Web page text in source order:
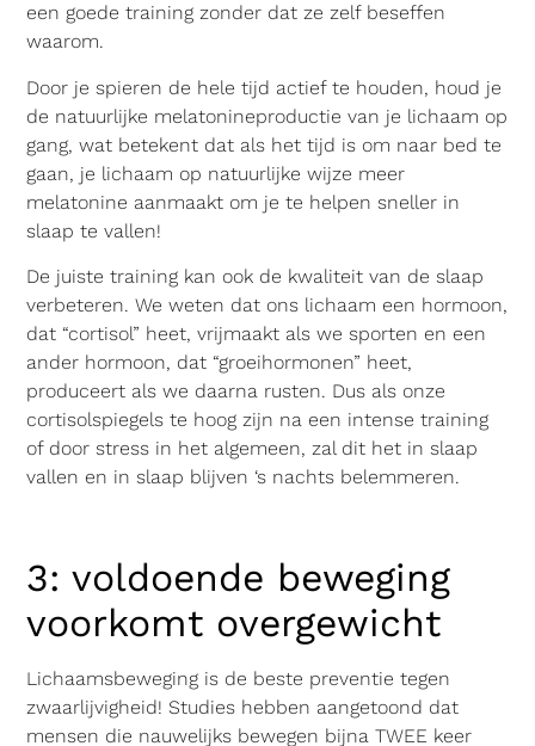
een goede training zonder dat ze zelf beseffen
waarom.
Door je spieren de hele tijd actief te houden, houd je
de natuurlijke melatonineproductie van je lichaam op
gang, wat betekent dat als het tijd is om naar bed te
gaan, je lichaam op natuurlijke wijze meer
melatonine aanmaakt om je te helpen sneller in
slaap te vallen!
De juiste training kan ook de kwaliteit van de slaap
verbeteren. We weten dat ons lichaam een hormoon,
dat “cortisol” heet, vrijmaakt als we sporten en een
ander hormoon, dat “groeihormonen” heet,
produceert als we daarna rusten. Dus als onze
cortisolspiegels te hoog zijn na een intense training
of door stress in het algemeen, zal dit het in slaap
vallen en in slaap blijven ‘s nachts belemmeren.
3: voldoende beweging
voorkomt overgewicht
Lichaamsbeweging is de beste preventie tegen
zwaarlijvigheid! Studies hebben aangetoond dat
mensen die nauwelijks bewegen bijna TWEE keer